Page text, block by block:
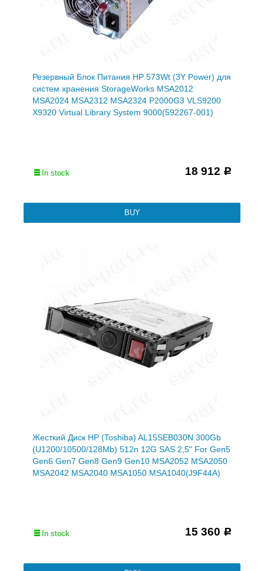
Резервный Блок Питания HP 573Wt (3Y Power) для
систем хранения StorageWorks MSA2012
MSA2024 MSA2312 MSA2324 P2000G3 VLS9200
X9320 Virtual Library System 9000(592267-001)
In stock 18 912 Р
Жесткий Диск HP (Toshiba) AL15SEB030N 300Gb
(U1200/10500/128Mb) 512n 12G SAS 2,5" For Gen5
Gen6 Gen7 Gen8 Gen9 Gen10 MSA2052 MSA2050
MSA2042 MSA2040 MSA1050 MSA1040(J9F44A)
In stock 15 360 Р